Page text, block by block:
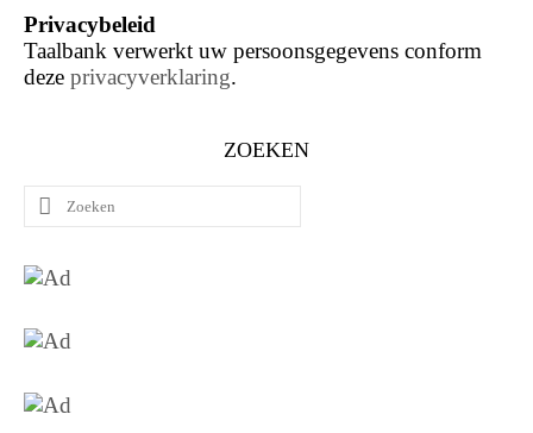
Privacybeleid
Taalbank verwerkt uw persoonsgegevens conform
deze privacyverklaring.
ZOEKEN
Zoeken
naar: